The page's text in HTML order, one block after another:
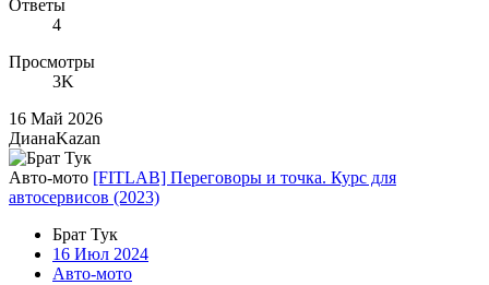
Ответы
4
Просмотры
3K
16 Май 2026
ДианаKazan
Авто-мото [FITLAB] Переговоры и точка. Курс для
автосервисов (2023)
Брат Тук
16 Июл 2024
Авто-мото